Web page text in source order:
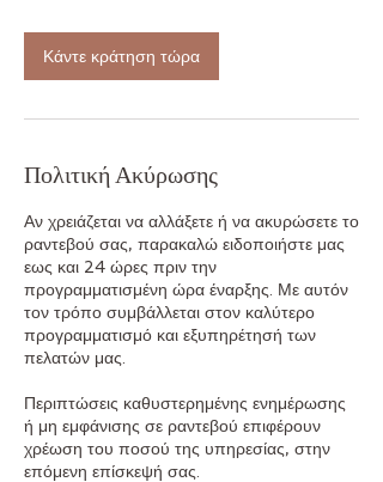
Κάντε κράτηση τώρα
Πολιτική Ακύρωσης
Αν χρειάζεται να αλλάξετε ή να ακυρώσετε το
ραντεβού σας, παρακαλώ ειδοποιήστε μας
εως και 24 ώρες πριν την
προγραμματισμένη ώρα έναρξης. Με αυτόν
τον τρόπο συμβάλλεται στον καλύτερο
προγραμματισμό και εξυπηρέτησή των
πελατών μας.
Περιπτώσεις καθυστερημένης ενημέρωσης
ή μη εμφάνισης σε ραντεβού επιφέρουν
χρέωση του ποσού της υπηρεσίας, στην
επόμενη επίσκεψή σας.